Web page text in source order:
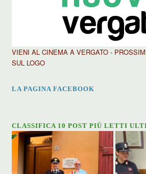
VIENI AL CINEMA A VERGATO -
SUL LOGO
LA PAGINA FACEBOOK
CLASSIFICA 10 POST PIÙ LETTI